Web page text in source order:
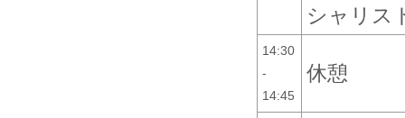
シャリス
14:30
-
14:45
休憩